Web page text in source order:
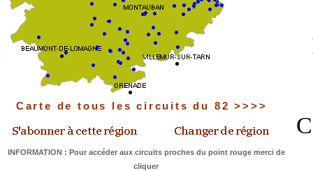
Carte de tous les circuits du 82 >>>>
INFORMATION : Pour accéder aux circuits proches du point rouge merci de
cliquer